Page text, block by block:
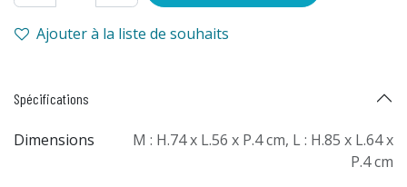
Ajouter à la liste de souhaits
Spécifications
Dimensions M : H.74 x L.56 x P.4 cm, L : H.85 x L.64 x
P.4 cm